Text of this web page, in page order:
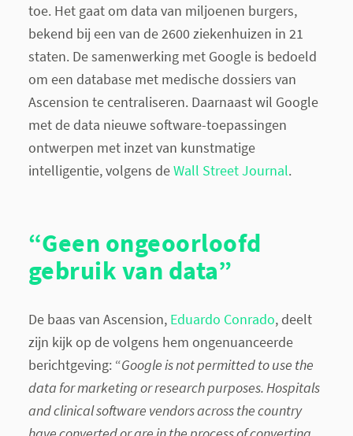
toe. Het gaat om data van miljoenen burgers,
bekend bij een van de 2600 ziekenhuizen in 21
staten. De samenwerking met Google is bedoeld
om een database met medische dossiers van
Ascension te centraliseren. Daarnaast wil Google
met de data nieuwe software-toepassingen
ontwerpen met inzet van kunstmatige
intelligentie, volgens deWall Street Journal.
“Geen ongeoorloofd
gebruik van data”
De baas van Ascension, Eduardo Conrado, deelt
zijn kijk op de volgens hem ongenuanceerde
berichtgeving: “Google is not permitted to use the
data for marketing or research purposes. Hospitals
and clinical software vendors across the country